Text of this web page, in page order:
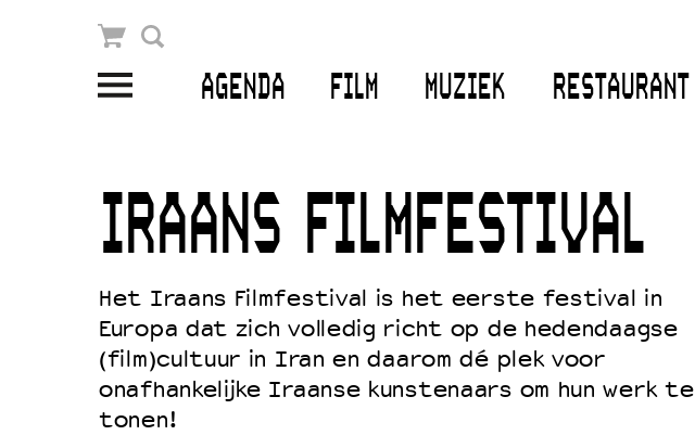
AGENDA FILM MUZIEK RESTAURANT
Winkelmandje
Openingstijden & contact
Bereikbaarheid
EDUCATIE
Schoolvoorstellingen
IRAANS FILMFESTIVAL
Het Iraans Filmfestival is het eerste festival in
Europa dat zich volledig richt op de hedendaagse
(film)cultuur in Iran en daarom dé plek voor
onafhankelijke Iraanse kunstenaars om hun werk te
tonen!